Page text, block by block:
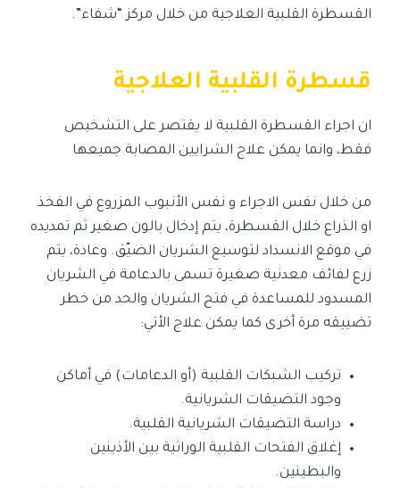
القسطرة القلبية العلاجية من خلال مركز “شفاء”.
قسطرة القلبية العلاجية
ان اجراء القسطرة القلبية لا يقتصر على التشخيص
فقط، وانما يمكن علاج الشرايين المصابة جميعها
من خلال نفس الاجراء و نفس الأنبوب المزروع في الفخذ
او الذراع خلال القسطرة، يتم إدخال بالون صغير ثم تمديده
في موقع الانسداد لتوسيع الشريان الضيّق. وعادة، يتم
زرع لفائف معدنية صغيرة تسمى بالدعامة في الشريان
المسدود للمساعدة في فتح الشريان والحد من خطر
تضييقه مرة أخرى كما يمكن علاج الأتي:
تركيب الشبكات القلبية (أو الدعامات) في أماكن
وجود التضيقات الشريانية.
دراسة التضيقات الشريانية القلبية.
إغلاق الفتحات القلبية الوراثية بين الأذينين
والبطينين.